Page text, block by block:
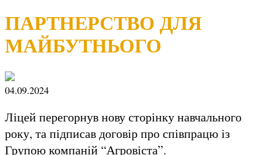
ПАРТНЕРСТВО ДЛЯ
МАЙБУТНЬОГО
04.09.2024
Ліцей перегорнув нову сторінку навчального
року, та підписав договір про співпрацю із
Групою компаній “Агровіста”.